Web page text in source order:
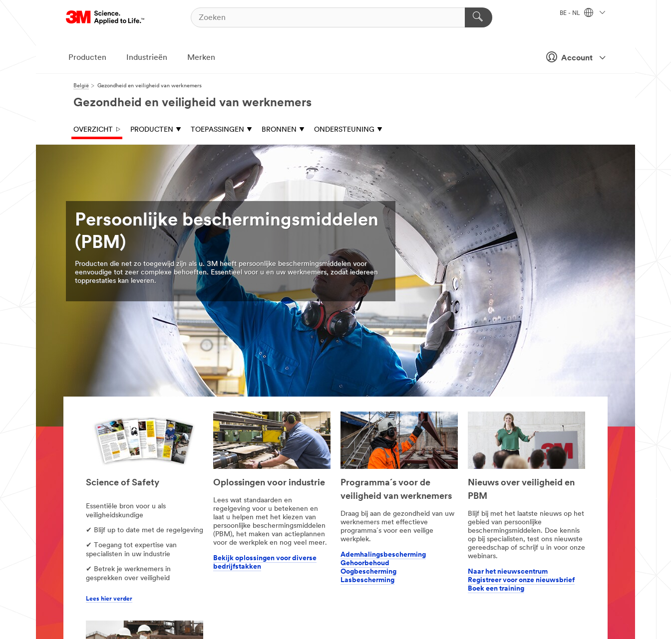
Account
BE - NL
Producten Industrieën Merken
België Gezondheid en veiligheid van werknemers
Gezondheid en veiligheid van werknemers
OVERZICHT PRODUCTEN TOEPASSINGEN BRONNEN ONDERSTEUNING
Persoonlijke beschermingsmiddelen
(PBM)
Producten die net zo toegewijd zijn als u. 3M heeft persoonlijke beschermingsmiddelen voor
eenvoudige tot zeer complexe behoeften. Essentieel voor u en uw werknemers, zodat iedereen
topprestaties kan leveren.
Science of Safety
Essentiële bron voor u als
veiligheidskundige
✔ Blijf up to date met de regelgeving
✔ Toegang tot expertise van
specialisten in uw industrie
✔ Betrek je werknemers in
gesprekken over veiligheid
Lees hier verder
Oplossingen voor industrie
Lees wat standaarden en
regelgeving voor u betekenen en
laat u helpen met het kiezen van
persoonlijke beschermingsmiddelen
(PBM), het maken van actieplannen
voor de werkplek en nog veel meer.
Bekijk oplossingen voor diverse
bedrijfstakken
Programma´s voor de
veiligheid van werknemers
Draag bij aan de gezondheid van uw
werknemers met effectieve
programma´s voor een veilige
werkplek.
Ademhalingsbescherming
Gehoorbehoud
Oogbescherming
Lasbescherming
Nieuws over veiligheid en
PBM
Blijf bij met het laatste nieuws op het
gebied van persoonlijke
beschermingsmiddelen. Doe kennis
op bij specialisten, test ons nieuwste
gereedschap of schrijf u in voor onze
webinars.
Naar het nieuwscentrum
Registreer voor onze nieuwsbrief
Boek een training